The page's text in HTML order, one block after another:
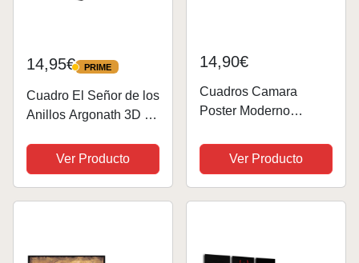
14,95€ PRIME
PRIME
Cuadro El Señor de los
Anillos Argonath 3D -
Anillos con Marco
22,7x30cm - Los
Anillos de Poder Lord
Ver Producto
14,90€
Cuadros Camara
Poster Moderno
de los Anillos, 97 x 62
cm, ref. PST26222
Ver Producto